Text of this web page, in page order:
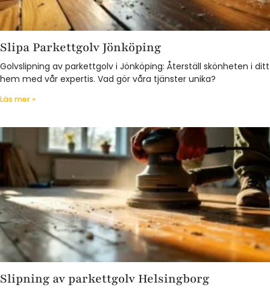
Slipa Parkettgolv Jönköping
Golvslipning av parkettgolv i Jönköping: Återställ skönheten i ditt
hem med vår expertis. Vad gör våra tjänster unika?
Läs mer »
Slipning av parkettgolv Helsingborg